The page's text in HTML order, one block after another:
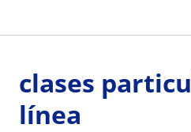
clases
línea